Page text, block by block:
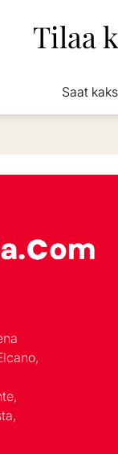
Tilaa
Saat